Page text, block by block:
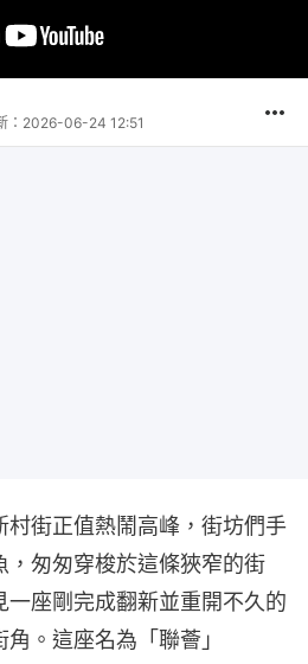
： 2026-06-24 12:51
村街正值熱鬧高峰，街坊們手
，匆匆穿梭於這條狹窄的街
座剛完成翻新並重開不久的
。這座名為「聯薈」